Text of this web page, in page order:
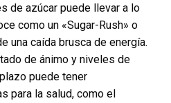
de azúcar puede llevar a lo
como un «Sugar-Rush» o
una caída brusca de energía.
de ánimo y niveles de
puede tener
para la salud, como el